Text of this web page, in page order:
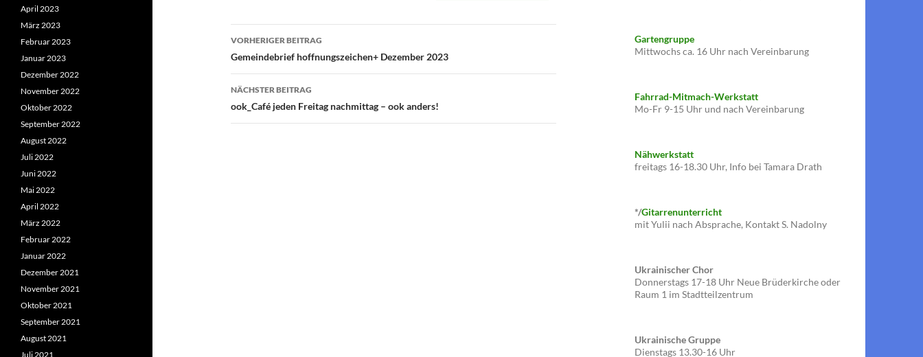
Beitragsnavigation
VORHERIGER BEITRAG
Gemeindebrief hoffnungszeichen+ Dezember 2023
NÄCHSTER BEITRAG
ook_Café jeden Freitag nachmittag – ook anders!
Gartengruppe
Mittwochs ca. 16 Uhr nach Vereinbarung
Fahrrad-Mitmach-Werkstatt
Mo-Fr 9-15 Uhr und nach Vereinbarung
Nähwerkstatt
freitags 16-18.30 Uhr, Info bei Tamara Drath
*/Gitarrenunterricht
mit Yulii nach Absprache, Kontakt S. Nadolny
Ukrainischer Chor
Donnerstags 17-18 Uhr Neue Brüderkirche oder
Raum 1 im Stadtteilzentrum
Ukrainische Gruppe
Dienstags 13.30-16 Uhr
April 2023
März 2023
Februar 2023
Januar 2023
Dezember 2022
November 2022
Oktober 2022
September 2022
August 2022
Juli 2022
Juni 2022
Mai 2022
April 2022
März 2022
Februar 2022
Januar 2022
Dezember 2021
November 2021
Oktober 2021
September 2021
August 2021
Juli 2021